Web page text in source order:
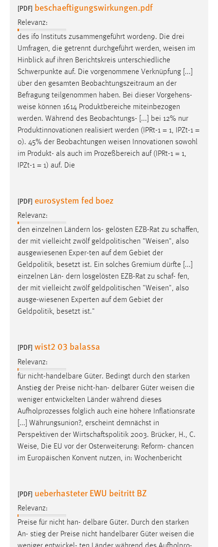
[PDF] beschaeftigungswirkungen.pdf
Relevanz:
des ifo Instituts zusammengeführt worden9. Die drei
Umfragen, die getrennt durchgeführt werden, weisen im
Hinblick auf ihren Berichtskreis unterschiedliche
Schwerpunkte auf. Die vorgenommene Verknüpfung [...]
über den gesamten Beobachtungszeitraum an der
Befragung teilgenommen haben. Bei dieser Vorgehens-
weise können 1614 Produktbereiche miteinbezogen
werden. Während des Beobachtungs- [...] bei 12% nur
Produktinnovationen realisiert werden (IPRt-1 = 1, IPZt-1 =
0). 45% der Beobachtungen weisen Innovationen sowohl
im Produkt- als auch im Prozeßbereich auf (IPRt-1 = 1,
IPZt-1 = 1) auf. Die
[PDF] eurosystem fed boez
Relevanz:
den einzelnen Ländern los- gelösten EZB-Rat zu schaffen,
der mit vielleicht zwölf geldpolitischen "Weisen", also
ausgewiesenen Exper-ten auf dem Gebiet der
Geldpolitik, besetzt ist. Ein solches Gremium dürfte [...]
einzelnen Län- dern losgelösten EZB-Rat zu schaf- fen,
der mit vielleicht zwölf geldpolitischen "Weisen", also
ausge-wiesenen Experten auf dem Gebiet der
Geldpolitik, besetzt ist."
[PDF] wist2 03 balassa
Relevanz:
für nicht-handelbare Güter. Bedingt durch den starken
Anstieg der Preise nicht-han- delbarer Güter weisen die
weniger entwickelten Länder während dieses
Aufholprozesses folglich auch eine höhere Inflationsrate
[...] Währungsunion?, erscheint demnächst in
Perspektiven der Wirtschaftspolitik 2003. Brücker, H., C.
Weise, Die EU vor der Osterweiterung: Reform- chancen
im Europäischen Konvent nutzen, in: Wochenbericht
[PDF] ueberhasteter EWU beitritt BZ
Relevanz:
Preise für nicht han- delbare Güter. Durch den starken
An- stieg der Preise nicht handelbarer Güter weisen die
Statistik Cookies erfassen Informationen anonym.
unsere Besucher unsere Website nutzen.
Matomo
Name:
_pk_ref, _pk_cvar, _pk_id, _pk_ses
Zweck:
Zugriffsstatistik
Cookie Laufzeit:
Max. 13 Monate
verwendet, um personalisierte Werbung anzuzeigen.
Sie tun dies, indem sie Besucher über Websites
hinweg verfolgen.
Google Ads
Name:
Anbieter:
Google Ireland Limited
Facebook Pixel
Name:
_fbp
Anbieter:
Facebook
3 Monate